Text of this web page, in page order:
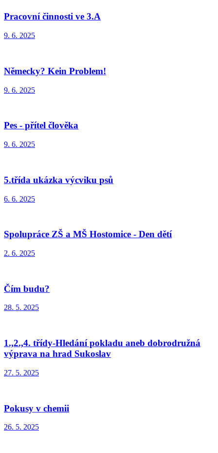
Pracovní činnosti ve 3.A
9. 6. 2025
Německy? Kein Problem!
9. 6. 2025
Pes - přítel člověka
9. 6. 2025
5.třída ukázka výcviku psů
6. 6. 2025
Spolupráce ZŠ a MŠ Hostomice - Den dětí
2. 6. 2025
Čím budu?
28. 5. 2025
1.,2.,4. třídy-Hledání pokladu aneb dobrodružná
výprava na hrad Sukoslav
27. 5. 2025
Pokusy v chemii
26. 5. 2025